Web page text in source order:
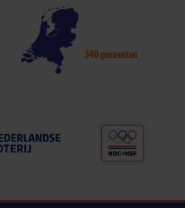
340 gemeenten